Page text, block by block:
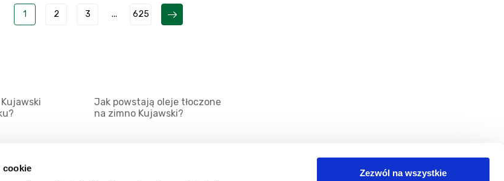
cookie
Zezwól na wszystkie
1 2 3 ... 625
Jak powstają oleje tłoczone
na zimno Kujawski?